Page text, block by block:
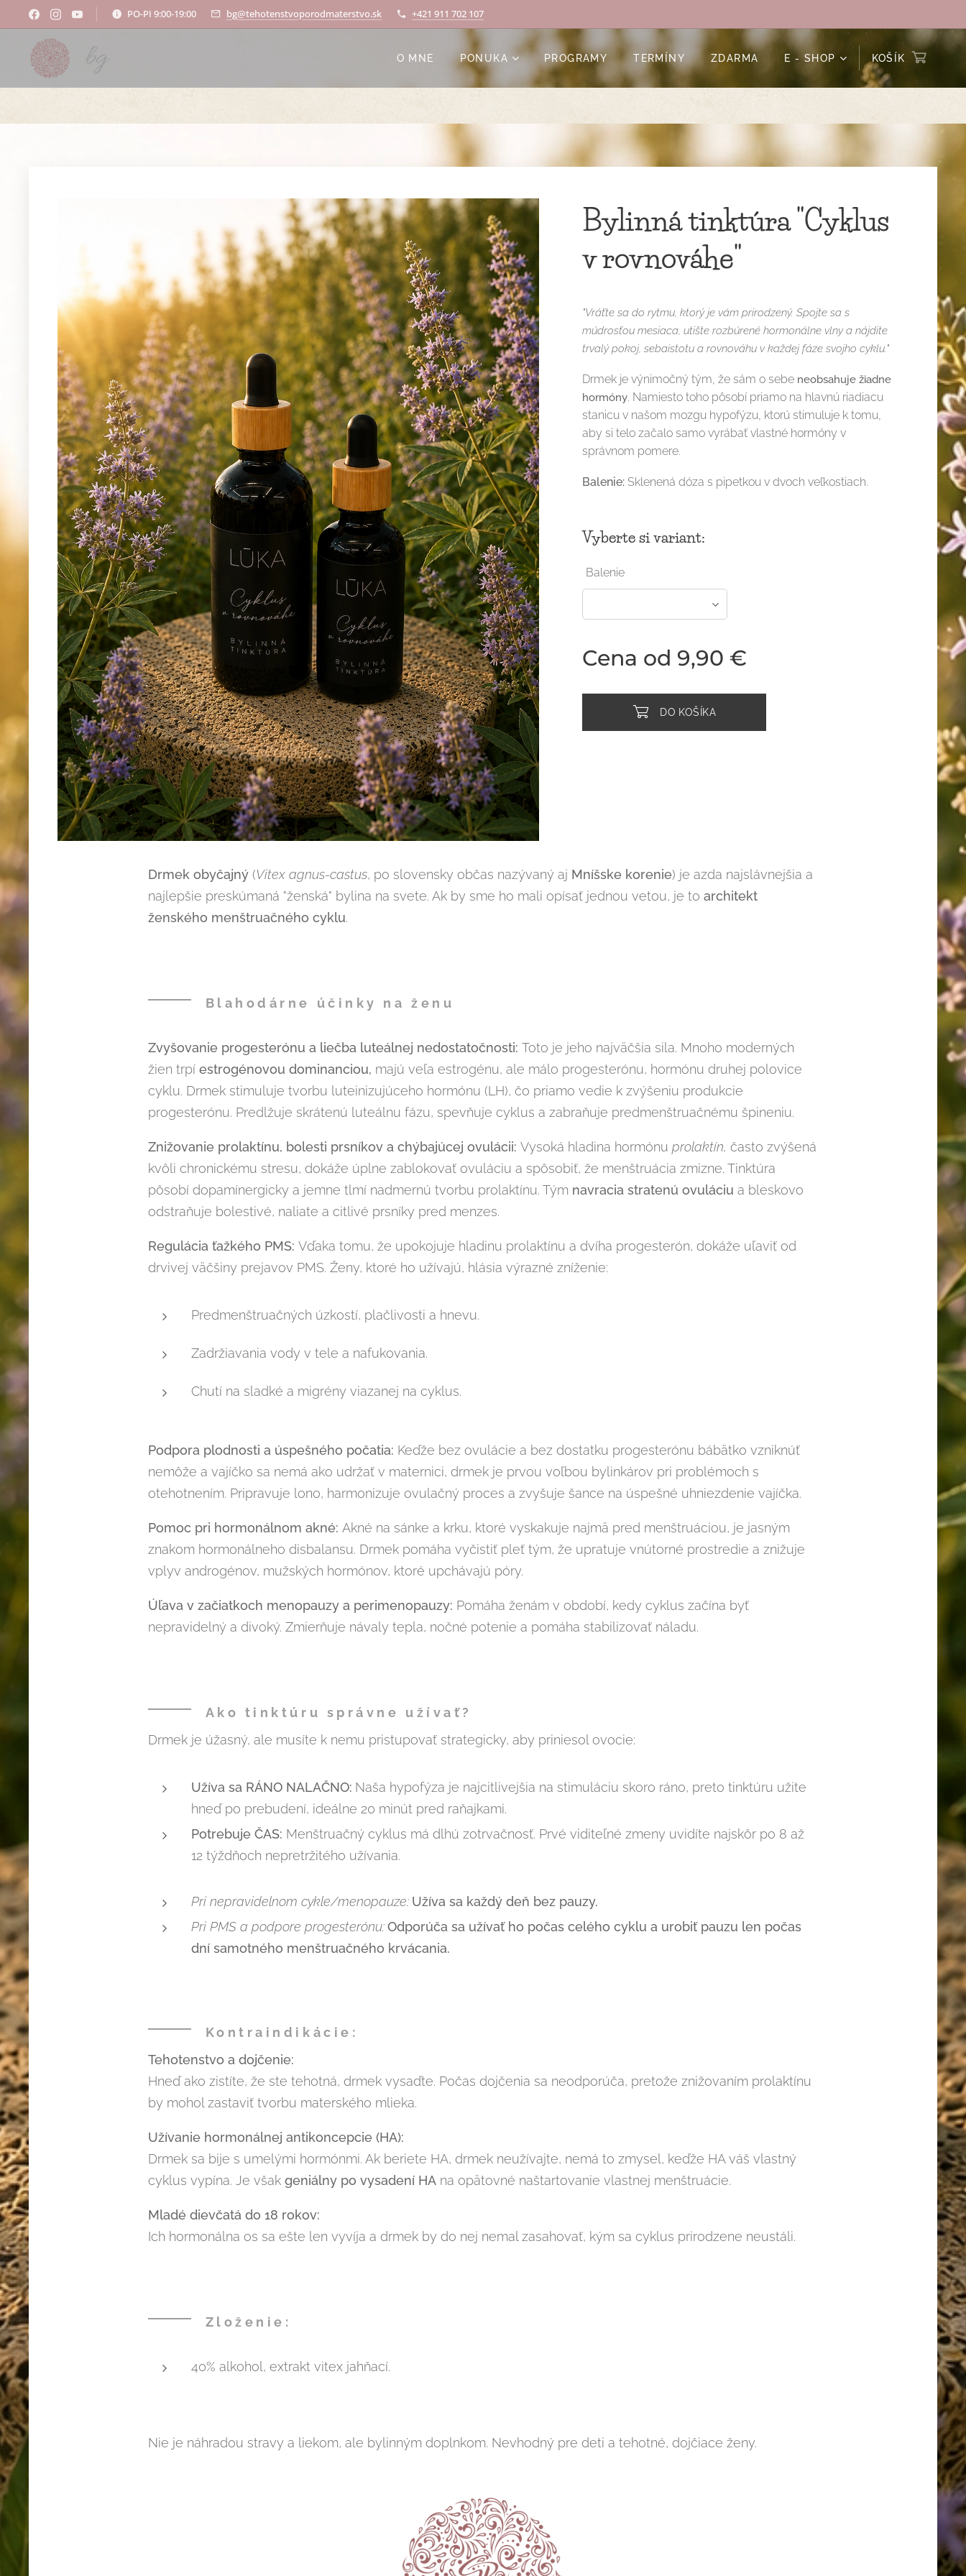
PO-PI 9:00-19:00 bg@tehotenstvoporodmaterstvo.sk +421 911 702 107
O MNE PONUKA PROGRAMY TERMÍNY ZDARMA E - SHOP KOŠÍK
Bylinná tinktúra "Cyklus
v rovnováhe"
"Vráťte sa do rytmu, ktorý je vám prirodzený. Spojte sa s
múdrosťou mesiaca, utište rozbúrené hormonálne vlny a nájdite
trvalý pokoj, sebaistotu a rovnováhu v každej fáze svojho cyklu."
Drmek je výnimočný tým, že sám o sebe neobsahuje žiadne
hormóny. Namiesto toho pôsobí priamo na hlavnú riadiacu
stanicu v našom mozgu hypofýzu, ktorú stimuluje k tomu,
aby si telo začalo samo vyrábať vlastné hormóny v
správnom pomere.
Balenie: Sklenená dóza s pipetkou v dvoch veľkostiach.
Vyberte si variant:
Balenie
Cena od9,90 €
DO KOŠÍKA
Drmek obyčajný(Vitex agnus-castus, po slovensky občas nazývaný aj Mníšske korenie) je azda najslávnejšia a
najlepšie preskúmaná "ženská" bylina na svete. Ak by sme ho mali opísať jednou vetou, je to architekt
ženského menštruačného cyklu.
Blahodárne účinky na ženu
Zvyšovanie progesterónu a liečba luteálnej nedostatočnosti: Toto je jeho najväčšia sila. Mnoho moderných
žien trpí estrogénovou dominanciou, majú veľa estrogénu, ale málo progesterónu, hormónu druhej polovice
cyklu. Drmek stimuluje tvorbu luteinizujúceho hormónu (LH), čo priamo vedie k zvýšeniu produkcie
progesterónu. Predlžuje skrátenú luteálnu fázu, spevňuje cyklus a zabraňuje predmenštruačnému špineniu.
Znižovanie prolaktínu, bolesti prsníkov a chýbajúcej ovulácii: Vysoká hladina hormónu prolaktín, často zvýšená
kvôli chronickému stresu, dokáže úplne zablokovať ovuláciu a spôsobiť, že menštruácia zmizne. Tinktúra
pôsobí dopamínergicky a jemne tlmí nadmernú tvorbu prolaktínu. Tým navracia stratenú ovuláciu a bleskovo
odstraňuje bolestivé, naliate a citlivé prsníky pred menzes.
Regulácia ťažkého PMS: Vďaka tomu, že upokojuje hladinu prolaktínu a dvíha progesterón, dokáže uľaviť od
drvivej väčšiny prejavov PMS. Ženy, ktoré ho užívajú, hlásia výrazné zníženie:
Predmenštruačných úzkostí, plačlivosti a hnevu.
Zadržiavania vody v tele a nafukovania.
Chutí na sladké a migrény viazanej na cyklus.
Podpora plodnosti a úspešného počatia: Keďže bez ovulácie a bez dostatku progesterónu bábätko vzniknúť
nemôže a vajíčko sa nemá ako udržať v maternici, drmek je prvou voľbou bylinkárov pri problémoch s
otehotnením. Pripravuje lono, harmonizuje ovulačný proces a zvyšuje šance na úspešné uhniezdenie vajíčka.
Pomoc pri hormonálnom akné: Akné na sánke a krku, ktoré vyskakuje najmä pred menštruáciou, je jasným
znakom hormonálneho disbalansu. Drmek pomáha vyčistiť pleť tým, že upratuje vnútorné prostredie a znižuje
vplyv androgénov, mužských hormónov, ktoré upchávajú póry.
Úľava v začiatkoch menopauzy a perimenopauzy: Pomáha ženám v období, kedy cyklus začína byť
nepravidelný a divoký. Zmierňuje návaly tepla, nočné potenie a pomáha stabilizovať náladu.
Ako tinktúru správne užívať?
Drmek je úžasný, ale musíte k nemu pristupovať strategicky, aby priniesol ovocie:
Užíva sa RÁNO NALAČNO: Naša hypofýza je najcitlivejšia na stimuláciu skoro ráno, preto tinktúru užite
hneď po prebudení, ideálne 20 minút pred raňajkami.
Potrebuje ČAS: Menštruačný cyklus má dlhú zotrvačnosť. Prvé viditeľné zmeny uvidíte najskôr po 8 až
12 týždňoch nepretržitého užívania.
Pri nepravidelnom cykle/menopauze: Užíva sa každý deň bez pauzy.
Pri PMS a podpore progesterónu: Odporúča sa užívať ho počas celého cyklu a urobiť pauzu len počas
dní samotného menštruačného krvácania.
Kontraindikácie:
Tehotenstvo a dojčenie:
Hneď ako zistíte, že ste tehotná, drmek vysaďte. Počas dojčenia sa neodporúča, pretože znižovaním prolaktínu
by mohol zastaviť tvorbu materského mlieka.
Užívanie hormonálnej antikoncepcie (HA):
Drmek sa bije s umelými hormónmi. Ak beriete HA, drmek neužívajte, nemá to zmysel, keďže HA váš vlastný
cyklus vypína. Je však geniálny po vysadení HA na opätovné naštartovanie vlastnej menštruácie.
Mladé dievčatá do 18 rokov:
Ich hormonálna os sa ešte len vyvíja a drmek by do nej nemal zasahovať, kým sa cyklus prirodzene neustáli.
Zloženie:
40% alkohol, extrakt vitex jahňací.
Nie je náhradou stravy a liekom, ale bylinným doplnkom. Nevhodný pre deti a tehotné, dojčiace ženy.